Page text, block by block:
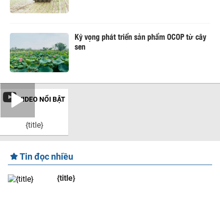
Kỳ vọng phát triển sản phẩm OCOP từ cây
sen
VIDEO NỔI BẬT
{title}
Tin đọc nhiều
{title}